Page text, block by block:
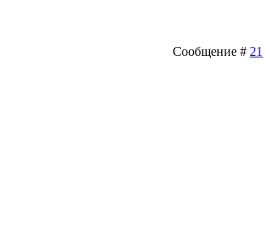
Сообщение # 21